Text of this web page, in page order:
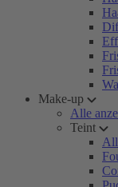
Make-up
Alle
Teint